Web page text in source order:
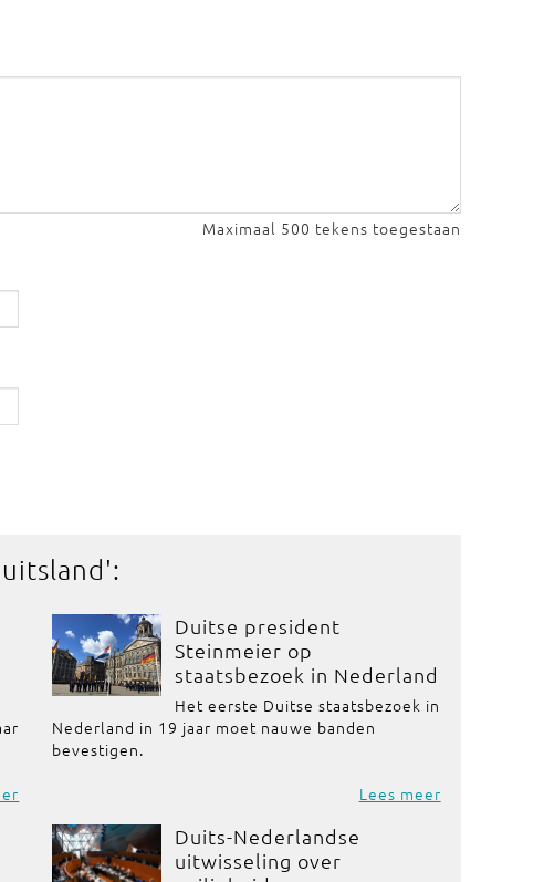
Maximaal 500 tekens toegestaan
':
Duitse president
Steinmeier op
staatsbezoek in Nederland
Het eerste Duitse staatsbezoek in
Nederland in 19 jaar moet nauwe banden
bevestigen.
Lees meer
Duits-Nederlandse
uitwisseling over